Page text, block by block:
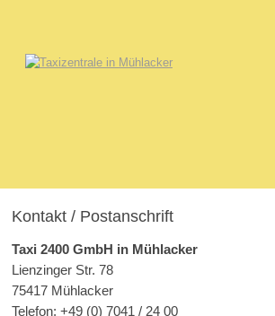
Kontakt / Postanschrift
Taxi 2400 GmbH in Mühlacker
Lienzinger Str. 78
75417 Mühlacker
Telefon: +49 (0) 7041 / 24 00